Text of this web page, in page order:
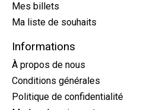
Mes billets
Ma liste de souhaits
Informations
À propos de nous
Conditions générales
Politique de confidentialité